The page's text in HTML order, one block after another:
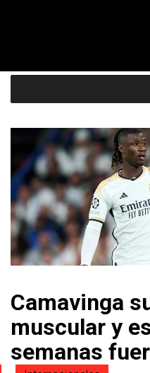
Camavinga
muscular y
semanas